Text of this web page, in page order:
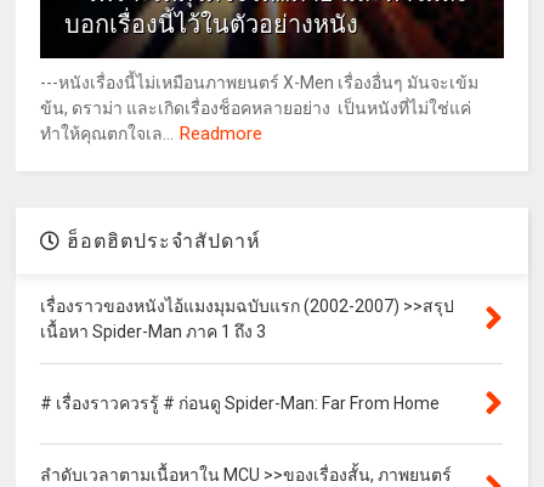
บอกเรื่องนี้ไว้ในตัวอย่างหนัง
---หนังเรื่องนี้ไม่เหมือนภาพยนตร์ X-Men เรื่องอื่นๆ มันจะเข้ม
ข้น, ดราม่า และเกิดเรื่องช็อคหลายอย่าง เป็นหนังที่ไม่ใช่แค่
ทำให้คุณตกใจเล...
Readmore
ฮ็อตฮิตประจำสัปดาห์
เรื่องราวของหนังไอ้แมงมุมฉบับแรก (2002-2007) >>สรุป
เนื้อหา Spider-Man ภาค 1 ถึง 3
# เรื่องราวควรรู้ # ก่อนดู Spider-Man: Far From Home
ลำดับเวลาตามเนื้อหาใน MCU >>ของเรื่องสั้น, ภาพยนตร์